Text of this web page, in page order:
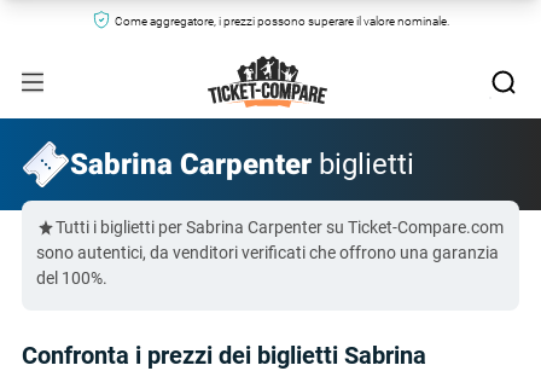
Come aggregatore, i prezzi possono superare il valore nominale.
Sabrina Carpenter biglietti
Tutti i biglietti per Sabrina Carpenter su Ticket-Compare.com
sono autentici, da venditori verificati che offrono una garanzia
del 100%.
Confronta i prezzi dei biglietti Sabrina